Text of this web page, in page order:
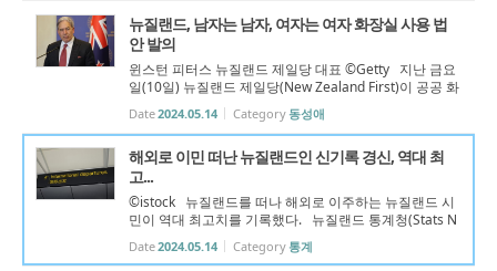
뉴질랜드, 남자는 남자, 여자는 여자 화장실 사용 법
안 발의
윈스턴 피터스 뉴질랜드 제일당 대표 ©Getty 지난 금요
일(10일) 뉴질랜드 제일당(New Zealand First)이 공공 화
장실 공정 사용 법안(Fair Access to Bathrooms Bill)을
국회에 제출했다. 이 법안은 가정집을 제외한 신축 공공
건물에 성별이 명확히 구분...
Date2024.05.14 Category동성애
해외로 이민 떠난 뉴질랜드인 신기록 경신, 역대 최
고...
©istock 뉴질랜드를 떠나 해외로 이주하는 뉴질랜드 시
민이 역대 최고치를 기록했다. 뉴질랜드 통계청(Stats N
Z) 발표에 따르면, 2024년 3월까지 지난 12개월 동안 해
외로 이민을 떠난 뉴질랜드 시민이 52,500명(인구 순유
Date2024.05.14 Category 통계